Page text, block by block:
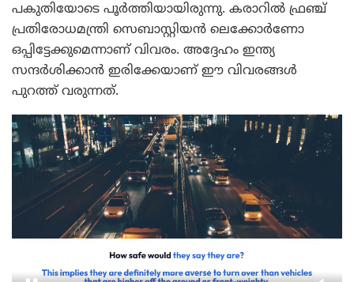
പകുതിയോടെ പൂർത്തിയായിരുന്നു. കരാറിൽ ഫ്രഞ്ച്
പ്രതിരോധമന്ത്രി സെബാസ്റ്റിയൻ ലെക്കോർണോ
ഒപ്പിട്ടേക്കുമെന്നാണ് വിവരം. അദ്ദേഹം ഇന്ത്യ
സന്ദർശിക്കാൻ ഇരിക്കേയാണ് ഈ വിവരങ്ങൾ
പുറത്ത് വരുന്നത്.